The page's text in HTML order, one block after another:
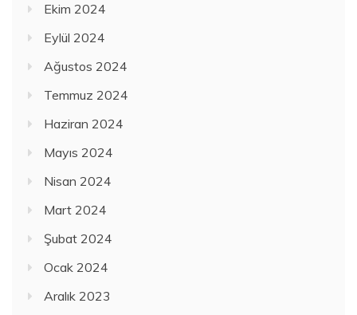
Ekim 2024
Eylül 2024
Ağustos 2024
Temmuz 2024
Haziran 2024
Mayıs 2024
Nisan 2024
Mart 2024
Şubat 2024
Ocak 2024
Aralık 2023